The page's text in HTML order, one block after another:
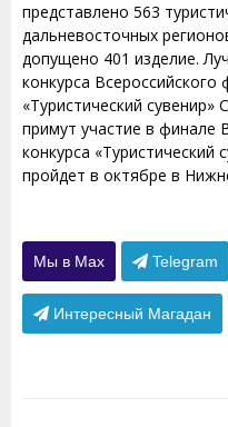
представлено 563
дальневосточных
допущено 401 изделие.
конкурса Всероссийского
«Туристический
примут участие в финале
конкурса «Туристический
пройдет в октябре в
Мы в Max Telegram
Интересный Магадан